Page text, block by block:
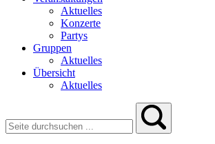
Aktuelles
Konzerte
Partys
Gruppen
Aktuelles
Übersicht
Aktuelles